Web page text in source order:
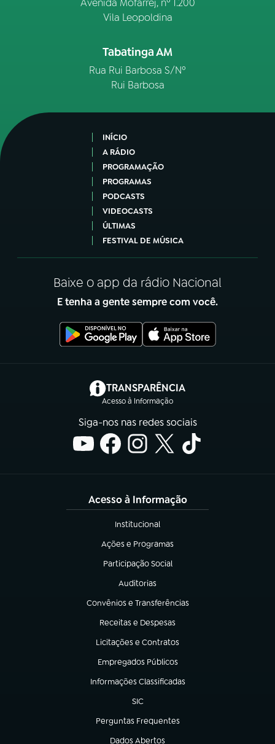
Vila Leopoldina
Tabatinga AM
Rua Rui Barbosa S/Nº
Rui Barbosa
INÍCIO
A RÁDIO
PROGRAMAÇÃO
PROGRAMAS
PODCASTS
VIDEOCASTS
ÚLTIMAS
FESTIVAL DE MÚSICA
Baixe o app da rádio Nacional
E tenha a gente sempre com você.
TRANSPARÊNCIA
Acesso à Informação
(abre em nova aba)
Siga-nos nas redes sociais
Acesso à Informação
Institucional
(abre em nova aba)
Ações e Programas
(abre em nova aba)
Participação Social
(abre em nova aba)
Auditorias
(abre em nova aba)
Convênios e Transferências
(abre em nova aba)
Receitas e Despesas
(abre em nova aba)
Licitações e Contratos
(abre em nova aba)
Empregados Públicos
(abre em nova aba)
Informações Classificadas
(abre em nova aba)
SIC
(abre em nova aba)
Perguntas Frequentes
(abre em nova aba)
Dados Abertos